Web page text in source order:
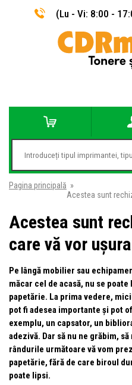
(Lu - Vi: 8:00 -
Pagina principală »
Acestea sunt
Acestea sunt
care vă vor
Pe lângă mobilier sau
măcar cel de acasă, nu se
papetărie. La prima vedere,
pot fi adesea importante și pot
exemplu, un capsator, un
adezivă. Dar să nu ne grăbim,
rândurile următoare vă vom
papetărie, fără de care biroul
poate lipsi.